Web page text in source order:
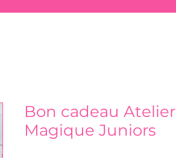
Bon cadeau Atelier
Magique Juniors